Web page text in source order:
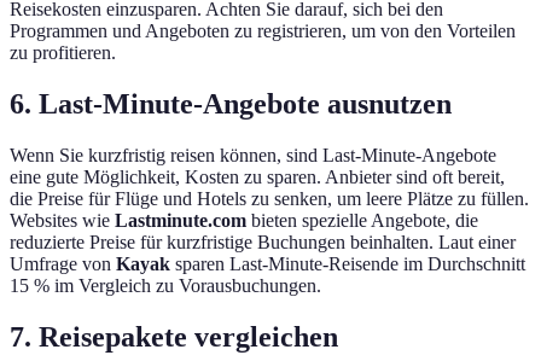
Reisekosten einzusparen. Achten Sie darauf, sich bei den
Programmen und Angeboten zu registrieren, um von den Vorteilen
zu profitieren.
6. Last-Minute-Angebote ausnutzen
Wenn Sie kurzfristig reisen können, sind Last-Minute-Angebote
eine gute Möglichkeit, Kosten zu sparen. Anbieter sind oft bereit,
die Preise für Flüge und Hotels zu senken, um leere Plätze zu füllen.
Websites wie Lastminute.com bieten spezielle Angebote, die
reduzierte Preise für kurzfristige Buchungen beinhalten. Laut einer
Umfrage von Kayak sparen Last-Minute-Reisende im Durchschnitt
15 % im Vergleich zu Vorausbuchungen.
7. Reisepakete vergleichen